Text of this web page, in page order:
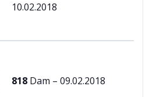
10.02.2018
818 Dam – 09.02.2018